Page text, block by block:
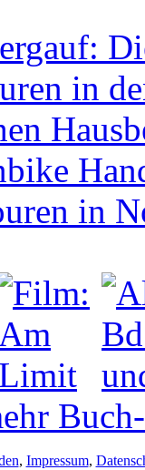
, Impressum,